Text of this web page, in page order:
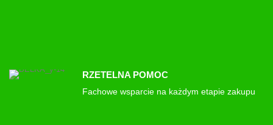
RZETELNA POMOC
Fachowe wsparcie na każdym etapie zakupu